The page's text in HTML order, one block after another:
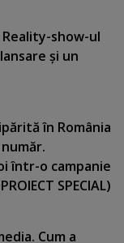
show-ul
şi un
în România
într-o campanie
SPECIAL)
Cum a